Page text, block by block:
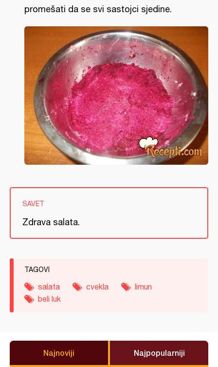
promešati da se svi sastojci sjedine.
SAVET
Zdrava salata.
TAGOVI
salata cvekla
limun
beli luk
Najnoviji Najpopularniji